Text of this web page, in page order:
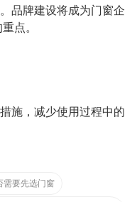
品牌建设将成为门窗企
点。
施，减少使用过程中的
需要先选门窗